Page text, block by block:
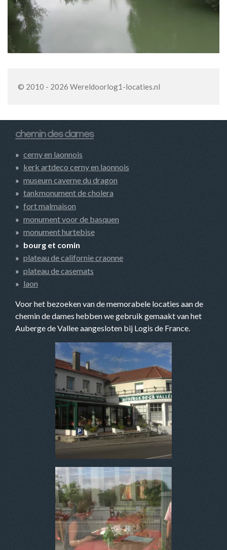
© 2010 - 2026 Wereldoorlog1-locaties.nl
chemin des dames
cerny en laonnois
kerk artdeco cerny en laonnois
museum caverne du dragon
tankmonument de cholera
fort malmaison
monument voor de basquen
monument hurtebise
bourg et comin
plateau de californie craonne
plateau de casemats
laon
Voor het bezoeken van de memorabele locaties aan de
chemin de dames hebben we gebruik gemaakt van het
Auberge de Vallee aangesloten bij Logis de France.